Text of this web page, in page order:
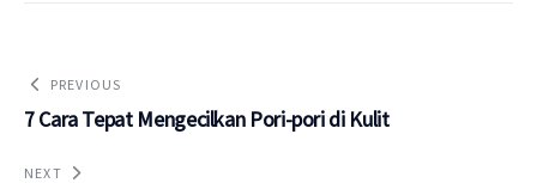
PREVIOUS
7 Cara Tepat Mengecilkan Pori-pori di Kulit
NEXT